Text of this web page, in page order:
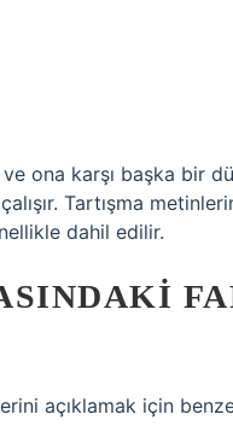
ona karşı başka bir
Tartışma
dahil edilir.
açıklamak için